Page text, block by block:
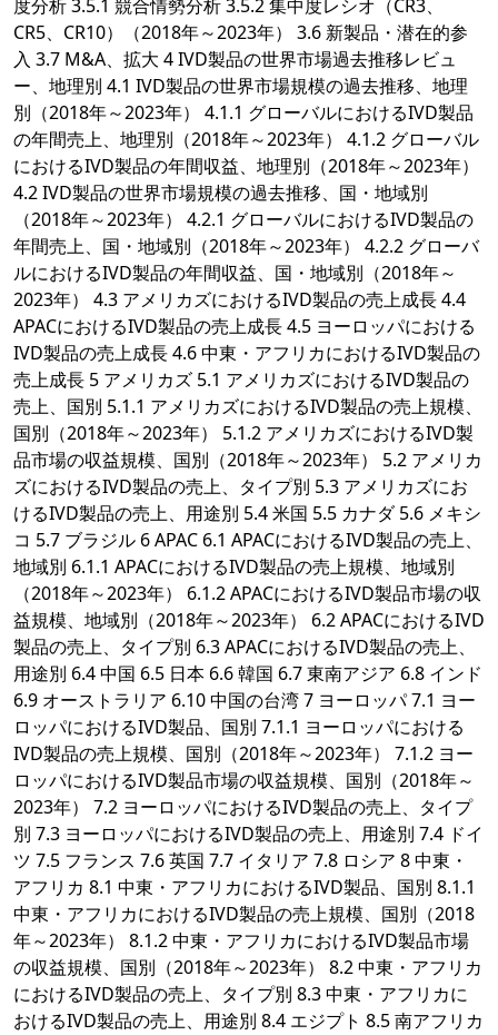
度分析 3.5.1 競合情勢分析 3.5.2 集中度レシオ（CR3、
CR5、CR10）（2018年～2023年） 3.6 新製品・潜在的参
入 3.7 M&A、拡大 4 IVD製品の世界市場過去推移レビュ
ー、地理別 4.1 IVD製品の世界市場規模の過去推移、地理
別（2018年～2023年） 4.1.1 グローバルにおけるIVD製品
の年間売上、地理別（2018年～2023年） 4.1.2 グローバル
におけるIVD製品の年間収益、地理別（2018年～2023年）
4.2 IVD製品の世界市場規模の過去推移、国・地域別
（2018年～2023年） 4.2.1 グローバルにおけるIVD製品の
年間売上、国・地域別（2018年～2023年） 4.2.2 グローバ
ルにおけるIVD製品の年間収益、国・地域別（2018年～
2023年） 4.3 アメリカズにおけるIVD製品の売上成長 4.4
APACにおけるIVD製品の売上成長 4.5 ヨーロッパにおける
IVD製品の売上成長 4.6 中東・アフリカにおけるIVD製品の
売上成長 5 アメリカズ 5.1 アメリカズにおけるIVD製品の
売上、国別 5.1.1 アメリカズにおけるIVD製品の売上規模、
国別（2018年～2023年） 5.1.2 アメリカズにおけるIVD製
品市場の収益規模、国別（2018年～2023年） 5.2 アメリカ
ズにおけるIVD製品の売上、タイプ別 5.3 アメリカズにお
けるIVD製品の売上、用途別 5.4 米国 5.5 カナダ 5.6 メキシ
コ 5.7 ブラジル 6 APAC 6.1 APACにおけるIVD製品の売上、
地域別 6.1.1 APACにおけるIVD製品の売上規模、地域別
（2018年～2023年） 6.1.2 APACにおけるIVD製品市場の収
益規模、地域別（2018年～2023年） 6.2 APACにおけるIVD
製品の売上、タイプ別 6.3 APACにおけるIVD製品の売上、
用途別 6.4 中国 6.5 日本 6.6 韓国 6.7 東南アジア 6.8 インド
6.9 オーストラリア 6.10 中国の台湾 7 ヨーロッパ 7.1 ヨー
ロッパにおけるIVD製品、国別 7.1.1 ヨーロッパにおける
IVD製品の売上規模、国別（2018年～2023年） 7.1.2 ヨー
ロッパにおけるIVD製品市場の収益規模、国別（2018年～
2023年） 7.2 ヨーロッパにおけるIVD製品の売上、タイプ
別 7.3 ヨーロッパにおけるIVD製品の売上、用途別 7.4 ドイ
ツ 7.5 フランス 7.6 英国 7.7 イタリア 7.8 ロシア 8 中東・
アフリカ 8.1 中東・アフリカにおけるIVD製品、国別 8.1.1
中東・アフリカにおけるIVD製品の売上規模、国別（2018
年～2023年） 8.1.2 中東・アフリカにおけるIVD製品市場
の収益規模、国別（2018年～2023年） 8.2 中東・アフリカ
におけるIVD製品の売上、タイプ別 8.3 中東・アフリカに
おけるIVD製品の売上、用途別 8.4 エジプト 8.5 南アフリカ